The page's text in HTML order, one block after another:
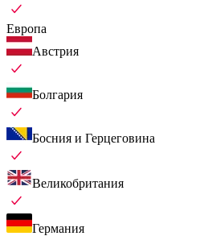
Европа
Австрия
Болгария
Босния и Герцеговина
Великобритания
Германия